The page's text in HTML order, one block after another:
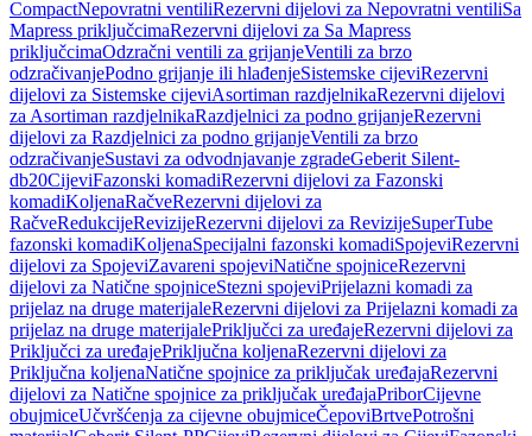
CompactNepovratni ventiliRezervni dijelovi za Nepovratni ventiliSa
Mapress priključcimaRezervni dijelovi za Sa Mapress
priključcimaOdzračni ventili za grijanjeVentili za brzo
odzračivanjePodno grijanje ili hlađenjeSistemske cijeviRezervni
dijelovi za Sistemske cijeviAsortiman razdjelnikaRezervni dijelovi
za Asortiman razdjelnikaRazdjelnici za podno grijanjeRezervni
dijelovi za Razdjelnici za podno grijanjeVentili za brzo
odzračivanjeSustavi za odvodnjavanje zgradeGeberit Silent-
db20CijeviFazonski komadiRezervni dijelovi za Fazonski
komadiKoljenaRačveRezervni dijelovi za
RačveRedukcijeRevizijeRezervni dijelovi za RevizijeSuperTube
fazonski komadiKoljenaSpecijalni fazonski komadiSpojeviRezervni
dijelovi za SpojeviZavareni spojeviNatične spojniceRezervni
dijelovi za Natične spojniceStezni spojeviPrijelazni komadi za
prijelaz na druge materijaleRezervni dijelovi za Prijelazni komadi za
prijelaz na druge materijalePriključci za uređajeRezervni dijelovi za
Priključci za uređajePriključna koljenaRezervni dijelovi za
Priključna koljenaNatične spojnice za priključak uređajaRezervni
dijelovi za Natične spojnice za priključak uređajaPriborCijevne
obujmiceUčvršćenja za cijevne obujmiceČepoviBrtvePotrošni